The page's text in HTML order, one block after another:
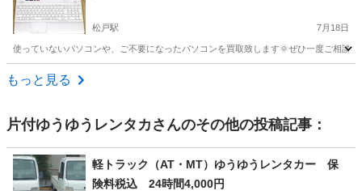
松戸駅 7月18日
使っていないパソコンや、ご不要になったパソコンを買取致します🌞ぜひ一度ご相談
千葉 松戸市
もっと見る
片付ゆうゆうレンタカ さんのその他の投稿記事：
軽トラック（AT・MT）ゆうゆうレンタカー 保
険料税込 24時間4,000円